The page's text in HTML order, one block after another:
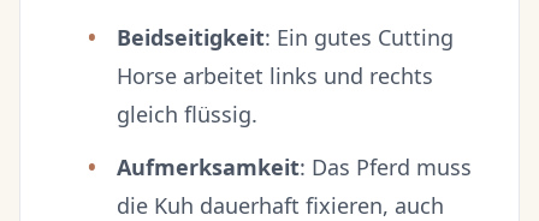
Beidseitigkeit: Ein gutes Cutting
Horse arbeitet links und rechts
gleich flüssig.
Aufmerksamkeit: Das Pferd muss
die Kuh dauerhaft fixieren, auch